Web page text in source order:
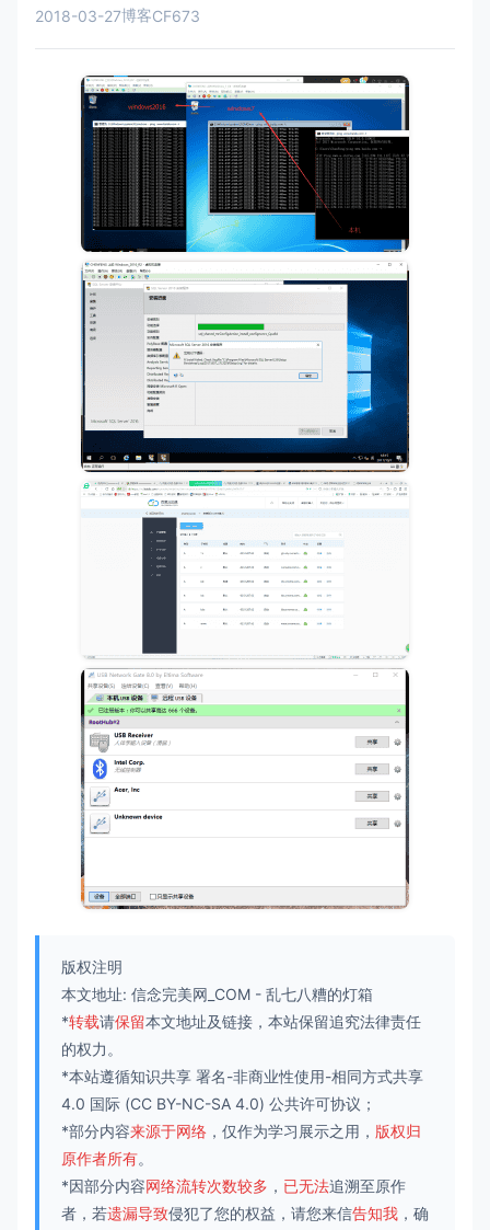
2018-03-27博客CF673
版权注明
本文地址: 信念完美网_COM - 乱七八糟的灯箱
*转载请保留本文地址及链接，本站保留追究法律责任
的权力。
*本站遵循知识共享 署名-非商业性使用-相同方式共享
4.0 国际 (CC BY-NC-SA 4.0) 公共许可协议；
*部分内容来源于网络 ，仅作为学习展示之用， 版权归
原作者所有。
*因部分内容网络流转次数较多 ， 已无法追溯至原作
者，若遗漏导致侵犯了您的权益，请您来信告知我 ，确